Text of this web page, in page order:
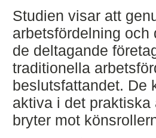
Studien visar att
arbetsfördelning
de deltagande
traditionella
beslutsfattandet. De
aktiva i det
bryter mot